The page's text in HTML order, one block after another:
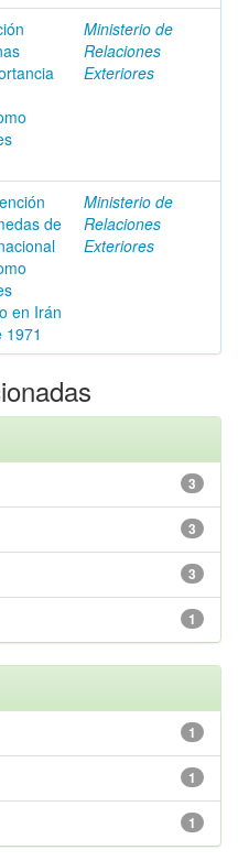
Ministerio de
Relaciones
Exteriores
de
en Irán
Ministerio de
Relaciones
Exteriores
3
3
3
1
1
1
1